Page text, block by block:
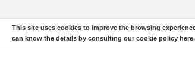
This site uses cookies to improve the browsing
can know the details by consulting our cookie policy here